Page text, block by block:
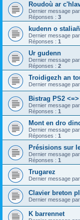
Roudoù ar
Dernier message par
Réponses : 3
kudenn o
Dernier message par
Réponses : 1
Ur gudenn
Dernier message par
Réponses : 2
Troidigezh an
Dernier message par
Bistrag PS2
Dernier message par
Réponses : 1
Mont en dro
Dernier message par
Réponses : 1
Présisions sur
Dernier message par
Réponses : 1
Trugarez
Dernier message par
Clavier breton
Dernier message par
K barrennet